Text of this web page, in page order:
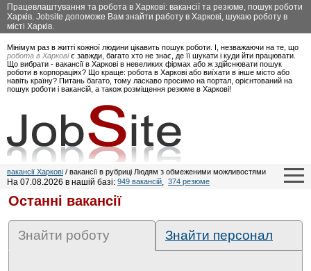
Працевлаштування та робота в Харкові: вакансії та резюме, пошук роботи
Харків. Jobsite допоможе Вам знайти работу в Харкові, шукаю роботу в
місті Харків.
Мінімум раз в житті кожної людини цікавить пошук роботи. І, незважаючи на те, що
робота в Харковіє завжди, багато хто не знає, де її шукати і куди йти працювати.
Що вибрати - вакансії в Харкові в невеликих фірмах або ж здійснювати пошук
роботи в корпораціях? Що краще: робота в Харкові або виїхати в інше місто або
навіть країну? Питань багато, тому ласкаво просимо на портал, орієнтований на
пошук роботи і вакансій, а також розміщення резюме в Харкові!
вакансії Харкові / вакансії в рубриці Людям з обмеженими можливостями
На 07.08.2026 в нашій базі: 949 вакансій, 374 резюме
Останні вакансії
Знайти роботу Знайти персонал